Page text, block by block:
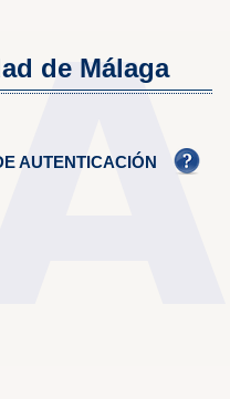
de Málaga
AUTENTICACIÓN